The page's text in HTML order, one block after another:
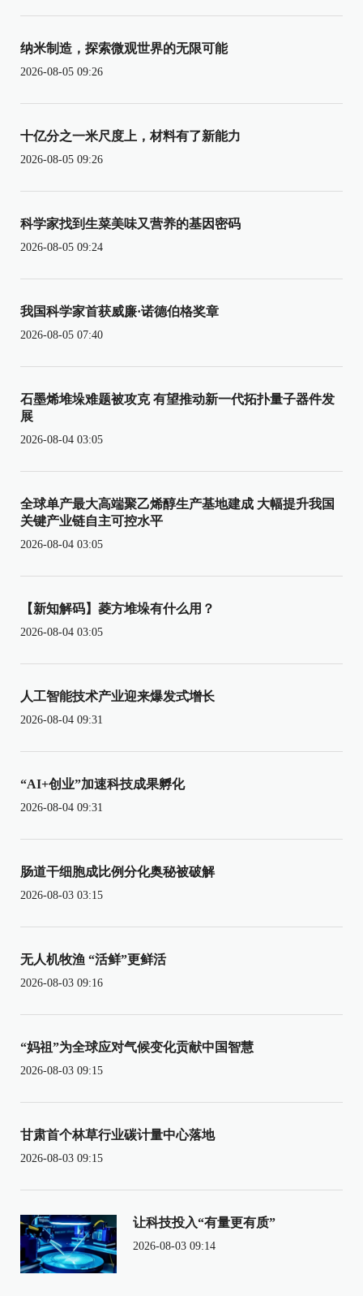
纳米制造，探索微观世界的无限可能
2026-08-05 09:26
十亿分之一米尺度上，材料有了新能力
2026-08-05 09:26
科学家找到生菜美味又营养的基因密码
2026-08-05 09:24
我国科学家首获威廉·诺德伯格奖章
2026-08-05 07:40
石墨烯堆垛难题被攻克 有望推动新一代拓扑量子器件发
展
2026-08-04 03:05
全球单产最大高端聚乙烯醇生产基地建成 大幅提升我国
关键产业链自主可控水平
2026-08-04 03:05
【新知解码】菱方堆垛有什么用？
2026-08-04 03:05
人工智能技术产业迎来爆发式增长
2026-08-04 09:31
“AI+创业”加速科技成果孵化
2026-08-04 09:31
肠道干细胞成比例分化奥秘被破解
2026-08-03 03:15
无人机牧渔 “活鲜”更鲜活
2026-08-03 09:16
“妈祖”为全球应对气候变化贡献中国智慧
2026-08-03 09:15
甘肃首个林草行业碳计量中心落地
2026-08-03 09:15
让科技投入“有量更有质”
2026-08-03 09:14